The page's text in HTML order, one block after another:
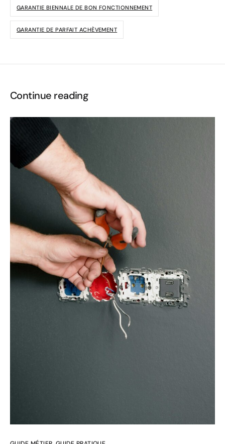
GARANTIE BIENNALE DE BON FONCTIONNEMENT
GARANTIE DE PARFAIT ACHÈVEMENT
Continue reading